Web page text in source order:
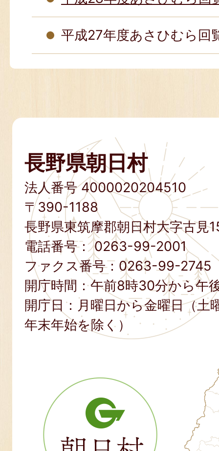
平成27年度あさひむら回
長野県朝日村
法人番号 4000020204510
〒390-1188
長野県東筑摩郡朝日村大字古見
電話番号：0263-99-2001
ファクス番号： 0263-99-2745
開庁時間：午前8時30分から午
開庁日：月曜日から金曜日（土
年末年始を除く）